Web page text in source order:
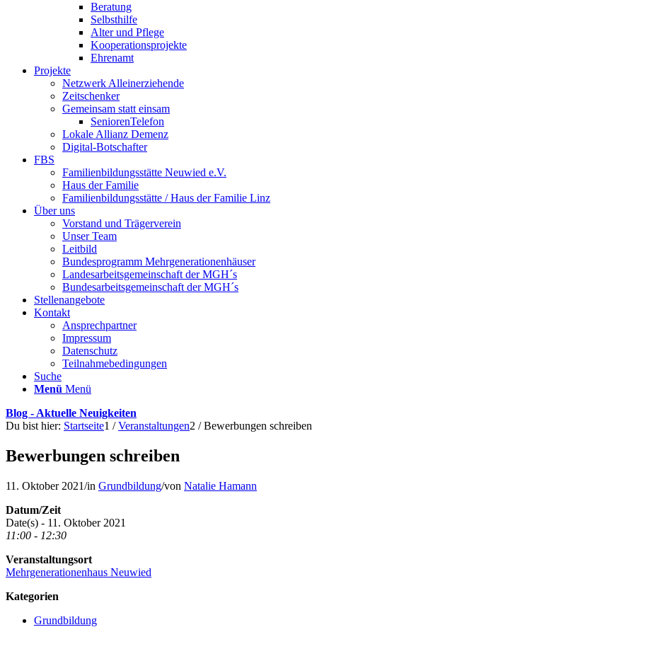
Beratung
Selbsthilfe
Alter und Pflege
Kooperationsprojekte
Ehrenamt
Projekte
Netzwerk Alleinerziehende
Zeitschenker
Gemeinsam statt einsam
SeniorenTelefon
Lokale Allianz Demenz
Digital-Botschafter
FBS
Familienbildungsstätte Neuwied e.V.
Haus der Familie
Familienbildungsstätte / Haus der Familie Linz
Über uns
Vorstand und Trägerverein
Unser Team
Leitbild
Bundesprogramm Mehrgenerationenhäuser
Landesarbeitsgemeinschaft der MGH´s
Bundesarbeitsgemeinschaft der MGH´s
Stellenangebote
Kontakt
Ansprechpartner
Impressum
Datenschutz
Teilnahmebedingungen
Suche
Menü Menü
Blog - Aktuelle Neuigkeiten
Du bist hier: Startseite1 / Veranstaltungen2 / Bewerbungen schreiben
Bewerbungen schreiben
11. Oktober 2021/in Grundbildung/von Natalie Hamann
Datum/Zeit
Date(s) - 11. Oktober 2021
11:00 - 12:30
Veranstaltungsort
Mehrgenerationenhaus Neuwied
Kategorien
Grundbildung